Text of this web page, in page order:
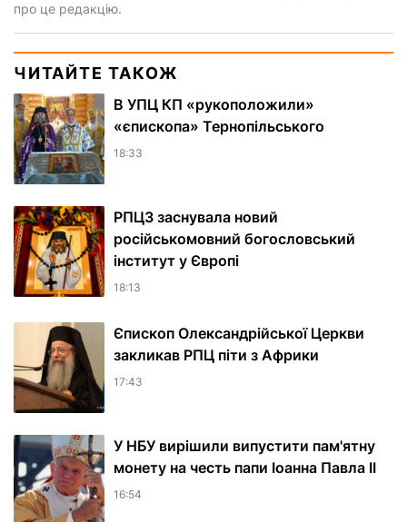
про це редакцію.
ЧИТАЙТЕ ТАКОЖ
В УПЦ КП «рукоположили»
«єпископа» Тернопільського
18:33
РПЦЗ заснувала новий
російськомовний богословський
інститут у Європі
18:13
Єпископ Олександрійської Церкви
закликав РПЦ піти з Африки
17:43
У НБУ вирішили випустити пам'ятну
монету на честь папи Іоанна Павла II
16:54